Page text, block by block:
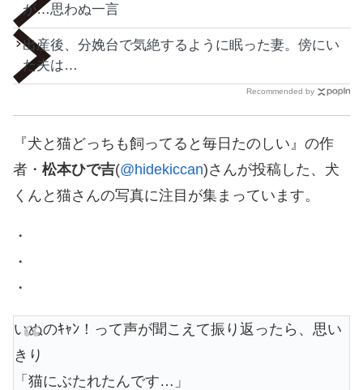
が…思わぬ一言
出産後、分娩台で気絶するように眠った妻。傍にい
た夫は…
Recommended by
『犬と猫どっちも飼ってると毎日たのしい』の作
者・ 松本ひで吉(@hidekiccan)さんが投稿した、犬
くんと猫さんの写真に注目が集まっています。
・
・
・
いぬのｷｬﾝ！って声が聞こえて振り返ったら、思い
きり
「猫にぶたれたんです…」